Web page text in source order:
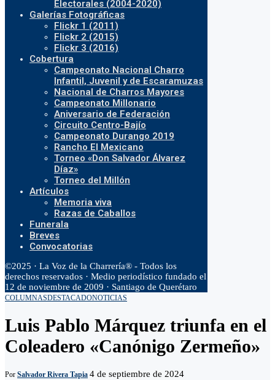
Electorales (2004-2020)
Galerías Fotográficas
Flickr 1 (2011)
Flickr 2 (2015)
Flickr 3 (2016)
Cobertura
Campeonato Nacional Charro
Infantil, Juvenil y de Escaramuzas
Nacional de Charros Mayores
Campeonato Millonario
Aniversario de Federación
Circuito Centro-Bajío
Campeonato Durango 2019
Rancho El Mexicano
Torneo «Don Salvador Álvarez
Díaz»
Torneo del Millón
Artículos
Memoria viva
Razas de Caballos
Funerala
Breves
Convocatorias
©2025 · La Voz de la Charrería® - Todos los
derechos reservados · Medio periodístico fundado el
12 de noviembre de 2009 · Santiago de Querétaro
COLUMNASDESTACADONOTICIAS
Luis Pablo Márquez triunfa en el
Coleadero «Canónigo Zermeño»
Por Salvador Rivera Tapia 4 de septiembre de 2024